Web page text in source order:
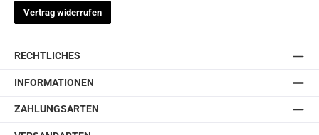
Vertrag widerrufen
RECHTLICHES
INFORMATIONEN
ZAHLUNGSARTEN